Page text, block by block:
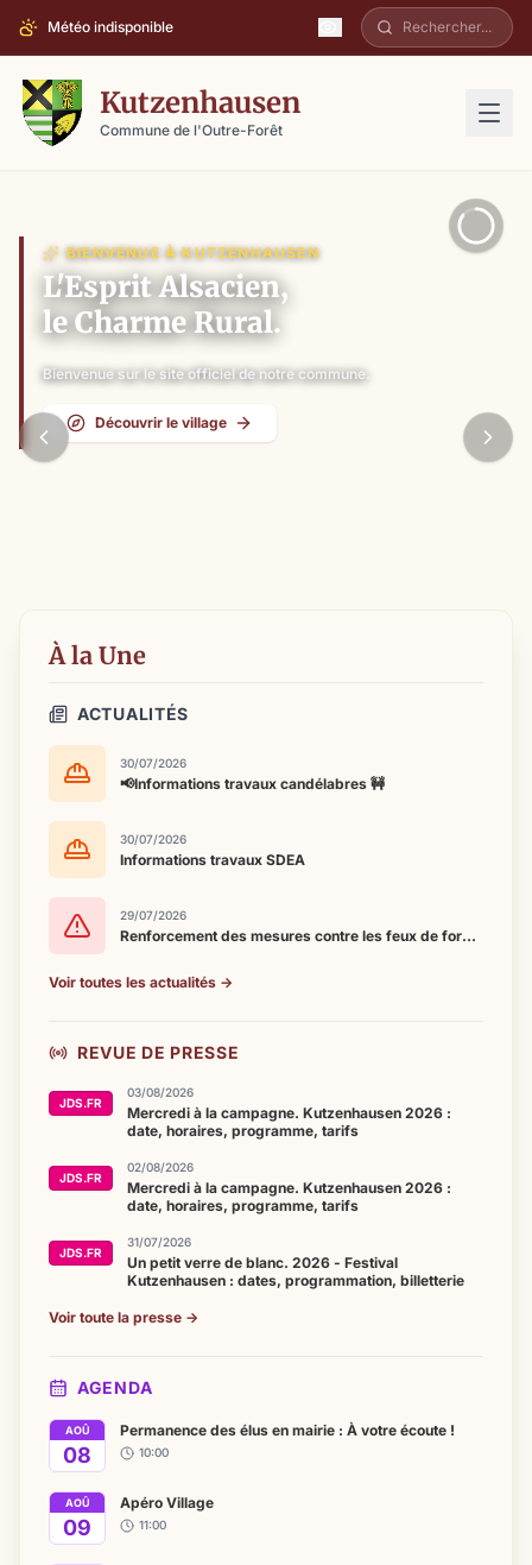
Météo indisponible
Kutzenhausen
Commune de l'Outre-Forêt
BIENVENUE À KUTZENHAUSEN
L'Esprit Alsacien,
le Charme Rural.
Bienvenue sur le site officiel de notre commune.
Découvrir le village
À la Une
ACTUALITÉS
30/07/2026
📢Informations travaux candélabres 🚧
30/07/2026
Informations travaux SDEA
29/07/2026
Renforcement des mesures contre les feux de forêt dans le Bas-Rhin
Voir toutes les actualités →
REVUE DE PRESSE
JDS.FR
03/08/2026
Mercredi à la campagne. Kutzenhausen 2026 :
date, horaires, programme, tarifs
JDS.FR
02/08/2026
Mercredi à la campagne. Kutzenhausen 2026 :
date, horaires, programme, tarifs
JDS.FR
31/07/2026
Un petit verre de blanc. 2026 - Festival
Kutzenhausen : dates, programmation, billetterie
Voir toute la presse →
AGENDA
AOÛ
08
Permanence des élus en mairie : À votre écoute !
10:00
AOÛ
09
Apéro Village
11:00